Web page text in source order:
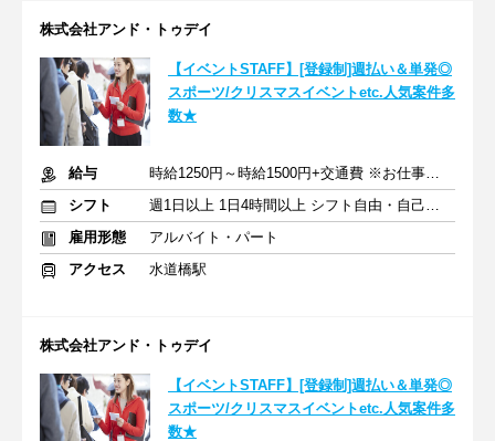
株式会社アンド・トゥデイ
【イベントSTAFF】[登録制]週払い＆単発◎
スポーツ/クリスマスイベントetc.人気案件多
数★
給与
時給1250円～時給1500円+交通費 ※お仕事により時給は変動
シフト
週1日以上 1日4時間以上 シフト自由・自己申告
雇用形態
アルバイト・パート
アクセス
水道橋駅
株式会社アンド・トゥデイ
【イベントSTAFF】[登録制]週払い＆単発◎
スポーツ/クリスマスイベントetc.人気案件多
数★